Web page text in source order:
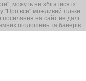
можуть не збігатися із
"Про все" можливий тільки
посилання на сайт не далі
оголошень та банерів